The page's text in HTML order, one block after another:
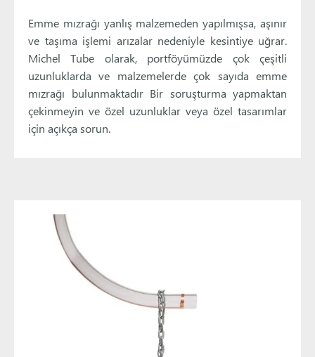
Emme mızrağı yanlış malzemeden yapılmışsa, aşınır
ve taşıma işlemi arızalar nedeniyle kesintiye uğrar.
Michel Tube olarak, portföyümüzde çok çeşitli
uzunluklarda ve malzemelerde çok sayıda emme
mızrağı bulunmaktadır ‍Bir soruşturma yapmaktan
çekinmeyin ve özel uzunluklar veya özel tasarımlar
için açıkça sorun.